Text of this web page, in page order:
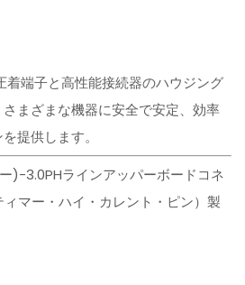
端子と高性能接続器のハウジング
まざまな機器に安全で安定、効率
提供します。
)-3.0PHラインアッパーボードコネ
マー・ハイ・カレント・ピン）製